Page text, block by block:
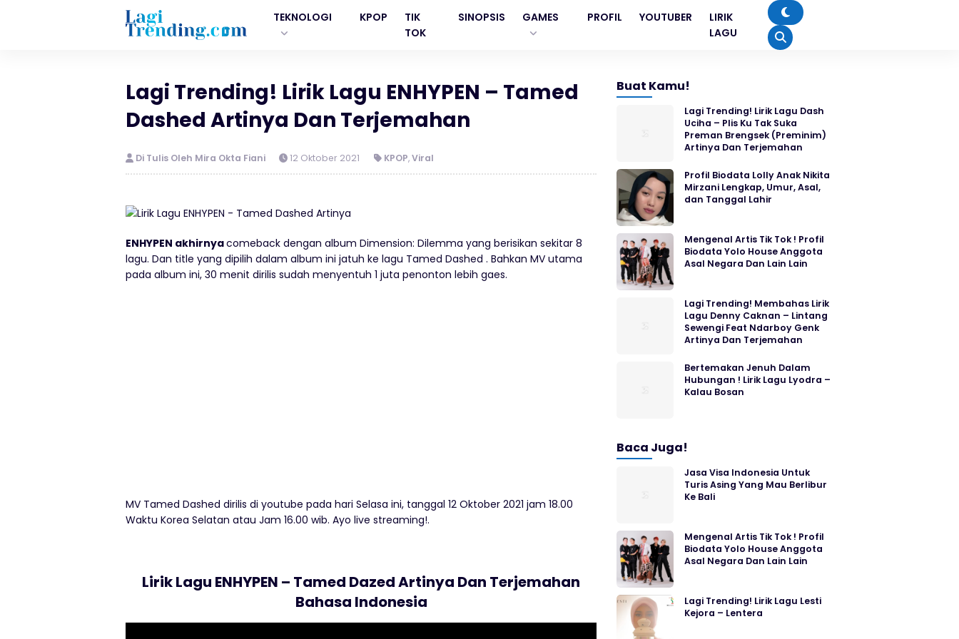
TEKNOLOGI KPOP
TIK
TOK
SINOPSIS GAMES PROFIL YOUTUBER
LIRIK
LAGU
Lagi Trending! Lirik Lagu ENHYPEN – Tamed
Dashed Artinya Dan Terjemahan
Di Tulis Oleh Mira Okta Fiani 12 Oktober 2021 KPOP,Viral
ENHYPEN akhirnyacomeback dengan album Dimension: Dilemma yang berisikan sekitar 8
lagu. Dan title yang dipilih dalam album ini jatuh ke lagu Tamed Dashed . Bahkan MV utama
pada album ini, 30 menit dirilis sudah menyentuh 1 juta penonton lebih gaes.
MV Tamed Dashed dirilis di youtube pada hari Selasa ini, tanggal 12 Oktober 2021 jam 18.00
Waktu Korea Selatan atau Jam 16.00 wib. Ayo live streaming!.
Lirik Lagu ENHYPEN – Tamed Dazed Artinya Dan Terjemahan
Bahasa Indonesia
Buat Kamu!
Lagi Trending! Lirik Lagu Dash
Uciha – Plis Ku Tak Suka
Preman Brengsek (Preminim)
Artinya Dan Terjemahan
Profil Biodata Lolly Anak Nikita
Mirzani Lengkap, Umur, Asal,
dan Tanggal Lahir
Mengenal Artis Tik Tok ! Profil
Biodata Yolo House Anggota
Asal Negara Dan Lain Lain
Lagi Trending! Membahas Lirik
Lagu Denny Caknan – Lintang
Sewengi Feat Ndarboy Genk
Artinya Dan Terjemahan
Bertemakan Jenuh Dalam
Hubungan ! Lirik Lagu Lyodra –
Kalau Bosan
Baca Juga!
Jasa Visa Indonesia Untuk
Turis Asing Yang Mau Berlibur
Ke Bali
Mengenal Artis Tik Tok ! Profil
Biodata Yolo House Anggota
Asal Negara Dan Lain Lain
Lagi Trending! Lirik Lagu Lesti
Kejora – Lentera